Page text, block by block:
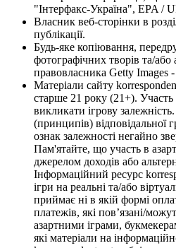
"Інтерфакс-Україна", EPA /
Власник веб-сторінки в
публікації.
Будь-яке копіювання,
фотографічних творів та/або
правовласника Getty Images -
Матеріали сайту
старше 21 року (21+). Участь
викликати ігрову
(принципів)
ознак залежності негайно
Пам'ятайте, що участь в
джерелом доходів або
Інформаційний ресурс
ігри на реальні та/або
приймає ні в якій формі
платежів, які пов’язані/
азартними іграми,
які матеріали на